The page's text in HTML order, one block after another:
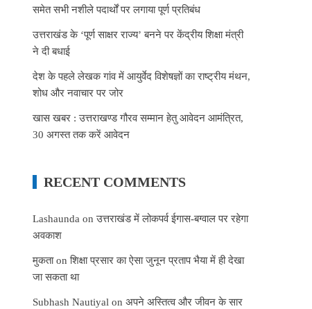
समेत सभी नशीले पदार्थों पर लगाया पूर्ण प्रतिबंध
उत्तराखंड के ‘पूर्ण साक्षर राज्य’ बनने पर केंद्रीय शिक्षा मंत्री
ने दी बधाई
देश के पहले लेखक गांव में आयुर्वेद विशेषज्ञों का राष्ट्रीय मंथन,
शोध और नवाचार पर जोर
खास खबर : उत्तराखण्ड गौरव सम्मान हेतु आवेदन आमंत्रित,
30 अगस्त तक करें आवेदन
RECENT COMMENTS
Lashaunda onउत्तराखंड में लोकपर्व ईगास-बग्वाल पर रहेगा
अवकाश
मुकताonशिक्षा प्रसार का ऐसा जुनून प्रताप भैया में ही देखा
जा सकता था
Subhash Nautiyal onअपने अस्तित्व और जीवन के सार